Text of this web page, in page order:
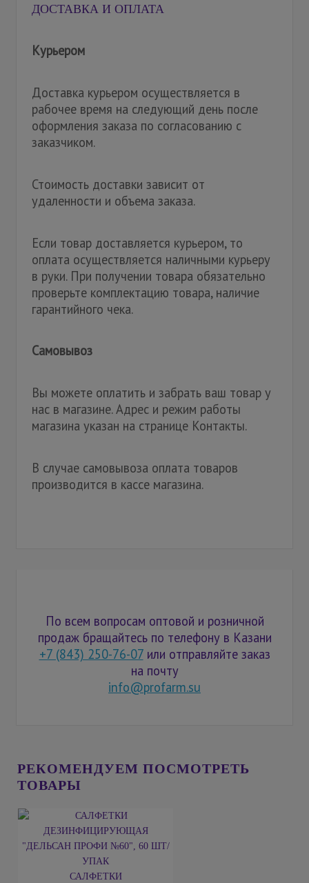
ДОСТАВКА И ОПЛАТА
Курьером
Доставка курьером осуществляется в
рабочее время на следующий день после
оформления заказа по согласованию с
заказчиком.
Стоимость доставки зависит от
удаленности и объема заказа.
Если товар доставляется курьером, то
оплата осуществляется наличными курьеру
в руки. При получении товара обязательно
проверьте комплектацию товара, наличие
гарантийного чека.
Самовывоз
Вы можете оплатить и забрать ваш товар у
нас в магазине. Адрес и режим работы
магазина указан на странице Контакты.
В случае самовывоза оплата товаров
производится в кассе магазина.
По всем вопросам оптовой и розничной
продаж бращайтесь по телефону в Казани
+7 (843) 250-76-07или отправляйте заказ
на почту
info@profarm.su
РЕКОМЕНДУЕМ ПОСМОТРЕТЬ
ТОВАРЫ
САЛФЕТКИ